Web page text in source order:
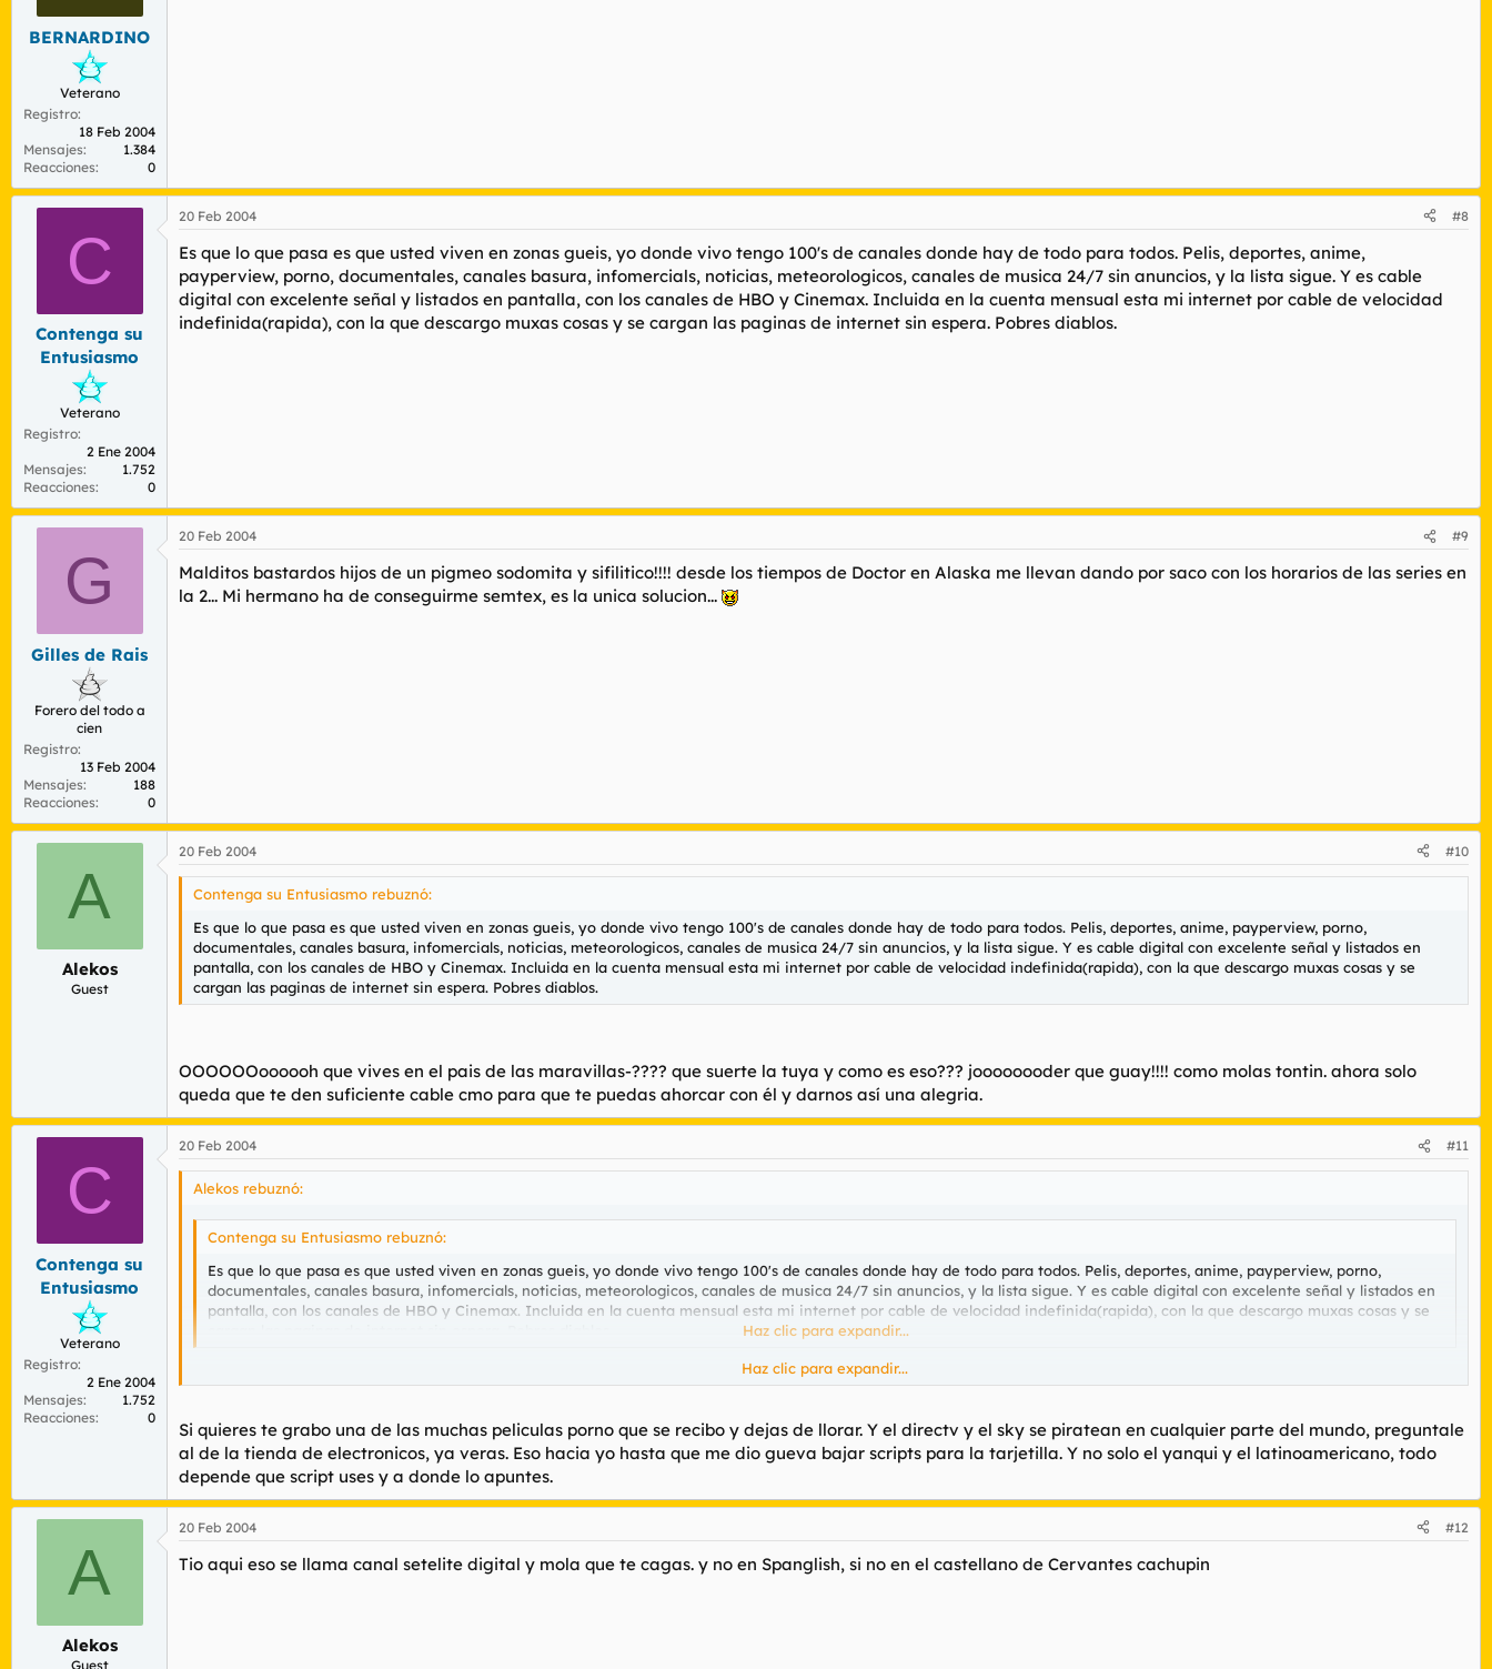
BERNARDINO
Veterano
Registro
18 Feb 2004
Mensajes
1.384
Reacciones
0
C
Contenga su
Entusiasmo
Veterano
Registro
2 Ene 2004
Mensajes
1.752
Reacciones
0
20 Feb 2004 #8
Es que lo que pasa es que usted viven en zonas gueis, yo donde vivo tengo 100's de canales donde hay de todo para todos. Pelis, deportes, anime,
payperview, porno, documentales, canales basura, infomercials, noticias, meteorologicos, canales de musica 24/7 sin anuncios, y la lista sigue. Y es cable
digital con excelente señal y listados en pantalla, con los canales de HBO y Cinemax. Incluida en la cuenta mensual esta mi internet por cable de velocidad
indefinida(rapida), con la que descargo muxas cosas y se cargan las paginas de internet sin espera. Pobres diablos.
G
Gilles de Rais
Forero del todo a
cien
Registro
13 Feb 2004
Mensajes
188
Reacciones
0
20 Feb 2004 #9
Malditos bastardos hijos de un pigmeo sodomita y sifilitico!!!! desde los tiempos de Doctor en Alaska me llevan dando por saco con los horarios de las series en
la 2... Mi hermano ha de conseguirme semtex, es la unica solucion...
A
Alekos
Guest
20 Feb 2004 #10
Contenga su Entusiasmo rebuznó:
Es que lo que pasa es que usted viven en zonas gueis, yo donde vivo tengo 100's de canales donde hay de todo para todos. Pelis, deportes, anime, payperview, porno,
documentales, canales basura, infomercials, noticias, meteorologicos, canales de musica 24/7 sin anuncios, y la lista sigue. Y es cable digital con excelente señal y listados en
pantalla, con los canales de HBO y Cinemax. Incluida en la cuenta mensual esta mi internet por cable de velocidad indefinida(rapida), con la que descargo muxas cosas y se
cargan las paginas de internet sin espera. Pobres diablos.
OOOOOOoooooh que vives en el pais de las maravillas-???? que suerte la tuya y como es eso??? joooooooder que guay!!!! como molas tontin. ahora solo
queda que te den suficiente cable cmo para que te puedas ahorcar con él y darnos así una alegria.
C
Contenga su
Entusiasmo
Veterano
Registro
2 Ene 2004
Mensajes
1.752
Reacciones
0
20 Feb 2004 #11
Alekos rebuznó:
Contenga su Entusiasmo rebuznó:
Es que lo que pasa es que usted viven en zonas gueis, yo donde vivo tengo 100's de canales donde hay de todo para todos. Pelis, deportes, anime, payperview, porno,
documentales, canales basura, infomercials, noticias, meteorologicos, canales de musica 24/7 sin anuncios, y la lista sigue. Y es cable digital con excelente señal y listados en
pantalla, con los canales de HBO y Cinemax. Incluida en la cuenta mensual esta mi internet por cable de velocidad indefinida(rapida), con la que descargo muxas cosas y se
Haz clic para expandir...
suficiente cable cmo para que te puedas ahorcar con él y darnos así una alegria.
Haz clic para expandir...
Si quieres te grabo una de las muchas peliculas porno que se recibo y dejas de llorar. Y el directv y el sky se piratean en cualquier parte del mundo, preguntale
al de la tienda de electronicos, ya veras. Eso hacia yo hasta que me dio gueva bajar scripts para la tarjetilla. Y no solo el yanqui y el latinoamericano, todo
depende que script uses y a donde lo apuntes.
A
Alekos
Guest
20 Feb 2004 #12
Tio aqui eso se llama canal setelite digital y mola que te cagas. y no en Spanglish, si no en el castellano de Cervantes cachupin